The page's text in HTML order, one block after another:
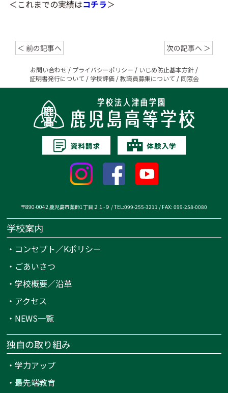
＜これまでの実績はコチラ＞
＜ 前の記事へ 次の記事へ ＞
お問い合わせ / プライバシーポリシー / いじめ防止基本方針 /
証明書発行について / 学校評価/教職員募集について / 同窓会
〒890-0042 鹿児島市薬師1丁目２１-９ / TEL:099-255-3211 / FAX: 099-258-0080
学校案内
・ コンセプト／Kポリシー
・ ごあいさつ
・学校概要／沿革
・ アクセス
・ NEWS一覧
独自の取り組み
・学力アップ
・最先端教育